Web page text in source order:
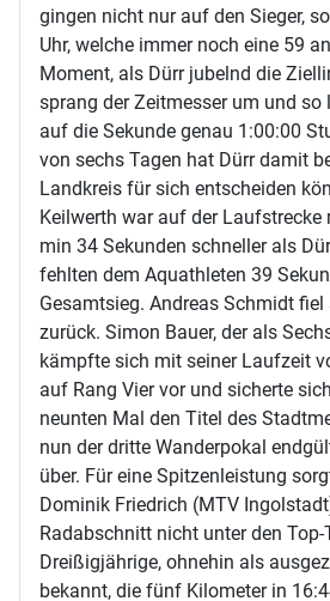
gingen nicht nur auf den Sieger,
Uhr, welche immer noch eine 59
Moment, als Dürr jubelnd die
sprang der Zeitmesser um und so
auf die Sekunde genau 1:00:00
von sechs Tagen hat Dürr damit
Landkreis für sich entscheiden
Keilwerth war auf der Laufstrecke
min 34 Sekunden schneller als
fehlten dem Aquathleten 39
Gesamtsieg. Andreas Schmidt fiel
zurück. Simon Bauer, der als
kämpfte sich mit seiner Laufzeit
auf Rang Vier vor und sicherte
neunten Mal den Titel des
nun der dritte Wanderpokal
über. Für eine Spitzenleistung
Dominik Friedrich (MTV
Radabschnitt nicht unter den Top-
Dreißigjährige, ohnehin als
bekannt, die fünf Kilometer in